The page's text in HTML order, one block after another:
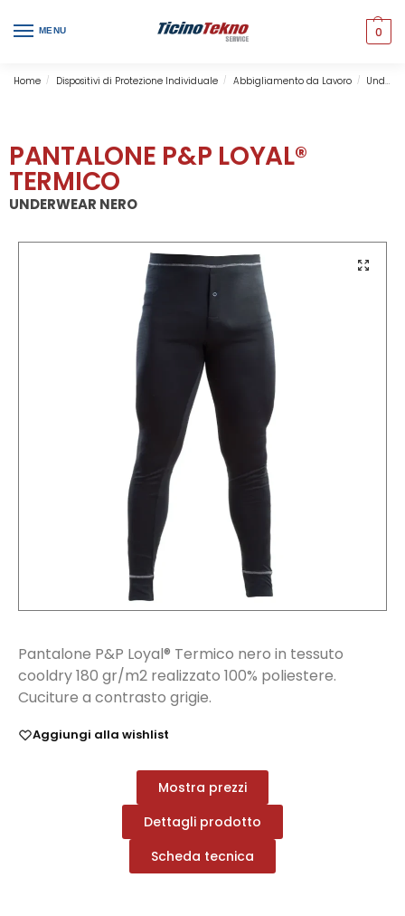
MENU 0
Home / Dispositivi di Protezione Individuale / Abbigliamento da Lavoro / Underwear
PANTALONE P&P LOYAL®
TERMICO
UNDERWEAR NERO
Pantalone P&P Loyal® Termico nero in tessuto
cooldry 180 gr/m2 realizzato 100% poliestere.
Cuciture a contrasto grigie.
Aggiungi alla wishlist
Mostra prezzi
Dettagli prodotto
Scheda tecnica